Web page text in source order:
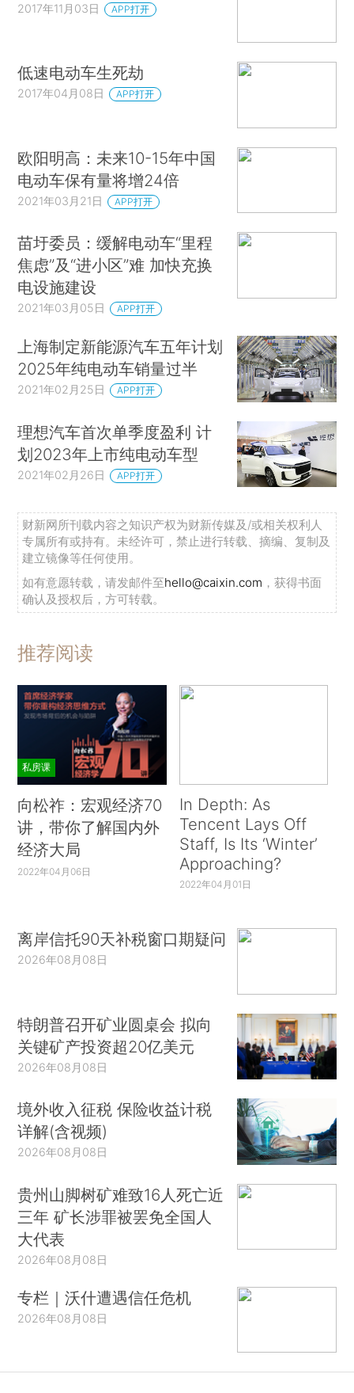
2017年11月03日 APP打开
低速电动车生死劫
2017年04月08日 APP打开
欧阳明高：未来10-15年中国
电动车保有量将增24倍
2021年03月21日 APP打开
苗圩委员：缓解电动车“里程
焦虑”及“进小区”难 加快充换
电设施建设
2021年03月05日 APP打开
上海制定新能源汽车五年计划
2025年纯电动车销量过半
2021年02月25日 APP打开
理想汽车首次单季度盈利 计
划2023年上市纯电动车型
2021年02月26日 APP打开
财新网所刊载内容之知识产权为财新传媒及/或相关权利人
专属所有或持有。未经许可，禁止进行转载、摘编、复制及
建立镜像等任何使用。
如有意愿转载，请发邮件至hello@caixin.com ，获得书面
确认及授权后，方可转载。
推荐阅读
私房课
向松祚：宏观经济70
讲，带你了解国内外
经济大局
2022年04月06日
In Depth: As
Tencent Lays Off
Staff, Is Its ‘Winter’
Approaching?
2022年04月01日
离岸信托90天补税窗口期疑问
2026年08月08日
特朗普召开矿业圆桌会 拟向
关键矿产投资超20亿美元
2026年08月08日
境外收入征税 保险收益计税
详解(含视频)
2026年08月08日
贵州山脚树矿难致16人死亡近
三年 矿长涉罪被罢免全国人
大代表
2026年08月08日
专栏｜沃什遭遇信任危机
2026年08月08日